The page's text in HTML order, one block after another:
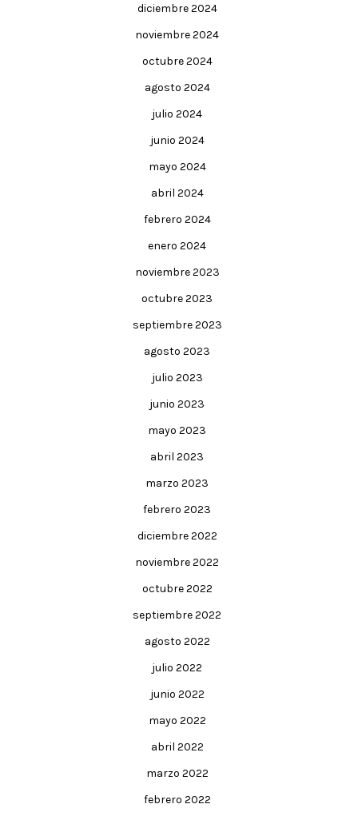
diciembre 2024
noviembre 2024
octubre 2024
agosto 2024
julio 2024
junio 2024
mayo 2024
abril 2024
febrero 2024
enero 2024
noviembre 2023
octubre 2023
septiembre 2023
agosto 2023
julio 2023
junio 2023
mayo 2023
abril 2023
marzo 2023
febrero 2023
diciembre 2022
noviembre 2022
octubre 2022
septiembre 2022
agosto 2022
julio 2022
junio 2022
mayo 2022
abril 2022
marzo 2022
febrero 2022